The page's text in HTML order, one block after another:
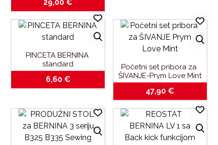
BERNINA aurora 430-
450-530-550-artista 640
29,00 €
PINCETA BERNINA
standard
6,60 €
Početni set pribora za
ŠIVANJE-Prym Love Mint
47,90 €